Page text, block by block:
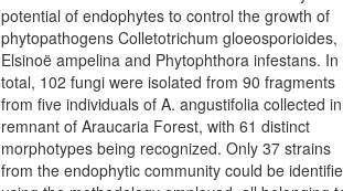
potential of endophytes to control the growth of
phytopathogens Colletotrichum gloeosporioides,
Elsinoë ampelina and Phytophthora infestans. In
total, 102 fungi were isolated from 90 fragments
from five individuals of A. angustifolia collected
remnant of Araucaria Forest, with 61 distinct
morphotypes being recognized. Only 37 strains
from the endophytic community could be